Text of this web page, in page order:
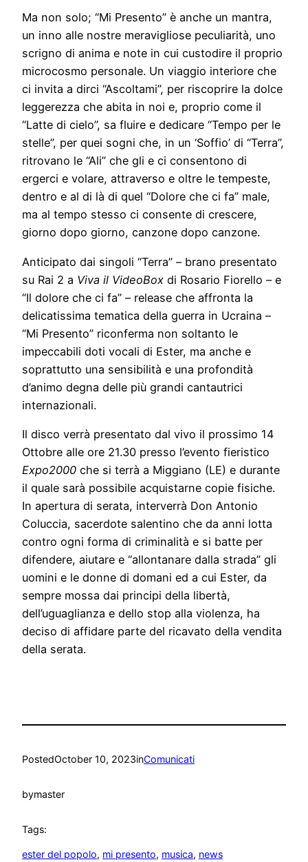
Ma non solo; “Mi Presento” è anche un mantra,
un inno alle nostre meravigliose peculiarità, uno
scrigno di anima e note in cui custodire il proprio
microcosmo personale. Un viaggio interiore che
ci invita a dirci “Ascoltami”, per riscoprire la dolce
leggerezza che abita in noi e, proprio come il
“Latte di cielo”, sa fluire e dedicare “Tempo per le
stelle”, per quei sogni che, in un ‘Soffio’ di “Terra”,
ritrovano le “Ali” che gli e ci consentono di
ergerci e volare, attraverso e oltre le tempeste,
dentro e al di là di quel “Dolore che ci fa” male,
ma al tempo stesso ci consente di crescere,
giorno dopo giorno, canzone dopo canzone.
Anticipato dai singoli “Terra” – brano presentato
su Rai 2 a Viva il VideoBox di Rosario Fiorello – e
“Il dolore che ci fa” – release che affronta la
delicatissima tematica della guerra in Ucraina –
“Mi Presento” riconferma non soltanto le
impeccabili doti vocali di Ester, ma anche e
soprattutto una sensibilità e una profondità
d’animo degna delle più grandi cantautrici
internazionali.
Il disco verrà presentato dal vivo il prossimo 14
Ottobre alle ore 21.30 presso l’evento fieristico
Expo2000 che si terrà a Miggiano (LE) e durante
il quale sarà possibile acquistarne copie fisiche.
In apertura di serata, interverrà Don Antonio
Coluccia, sacerdote salentino che da anni lotta
contro ogni forma di criminalità e si batte per
difendere, aiutare e “allontanare dalla strada” gli
uomini e le donne di domani ed a cui Ester, da
sempre mossa dai principi della libertà,
dell’uguaglianza e dello stop alla violenza, ha
deciso di affidare parte del ricavato della vendita
della serata.
PostedOctober 10, 2023inComunicati
bymaster
Tags:
ester del popolo, mi presento, musica, news